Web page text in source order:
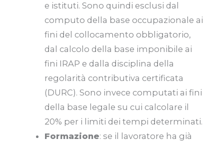
e istituti. Sono quindi esclusi dal
computo della base occupazionale ai
fini del collocamento obbligatorio,
dal calcolo della base imponibile ai
fini IRAP e dalla disciplina della
regolarità contributiva certificata
(DURC). Sono invece computati ai fini
della base legale su cui calcolare il
20% per i limiti dei tempi determinati.
Formazione: se il lavoratore ha già